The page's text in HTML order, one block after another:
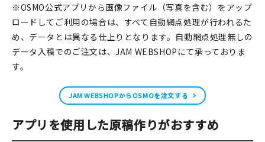
※OSMO公式アプリから画像ファイル（写真を含む）をアップ
ロードしてご利用の場合は、すべて自動網点処理が行われるた
め、データとは異なる仕上りとなります。自動網点処理無しの
データ入稿でのご注文は、JAM WEBSHOPにて承っておりま
す。
JAM WEBSHOPからOSMOを注文する
アプリを使用した原稿作りがおすすめ